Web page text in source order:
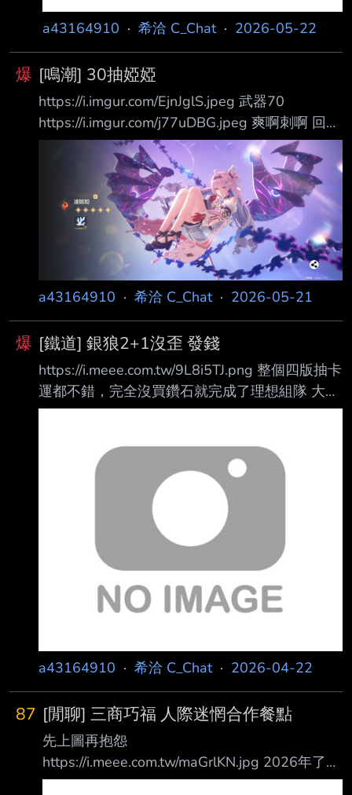
a43164910 · 希洽 C_Chat· 2026-05-22
爆 [鳴潮] 30抽婭婭
https://i.imgur.com/EjnJglS.jpeg 武器70
https://i.imgur.com/j77uDBG.jpeg 爽啊刺啊 回家
看我剩多少 發個一百樓 --
a43164910 · 希洽 C_Chat· 2026-05-21
爆 [鐵道] 銀狼2+1沒歪 發錢
https://i.meee.com.tw/9L8i5TJ.png 整個四版抽卡
運都不錯，完全沒買鑽石就完成了理想組隊 大量
長草期真的很舒服
框 21狼 01火 00爻 00藿全自動，打完行動條還
有一百多，這就是主推大人嗎
https://i.meee.com.tw/xaQfr1o.png 流螢加強之
後騎士也是隨便亂踢，這次記憶雖然打最慢，不
過優點是很穩定 反而藿藿生存真的不行，騎士一
死了一次才過，擊破隊一個奶沒帶都能一次過了
a43164910 · 希洽 C_Chat· 2026-04-22
87 [閒聊] 三商巧福 人際迷惘合作餐點
先上圖再抱怨
https://i.meee.com.tw/maGrlKN.jpg 2026年了，
這一間三商居然沒有入座點餐系統 是真的連我